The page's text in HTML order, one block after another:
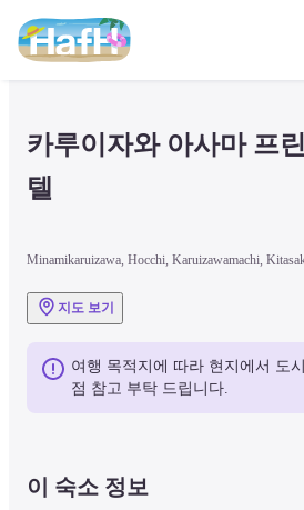
카루이자와 아사마 프
텔
Minamikaruizawa, Hocchi, Karuizawamachi,
지도 보기
여행 목적지에 따라 현지에서 도
점 참고 부탁 드립니다.
이 숙소 정보